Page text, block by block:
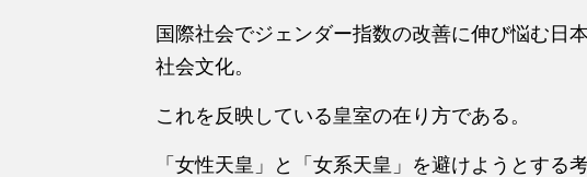
国際社会でジェンダー指数の改善に伸び悩む日
社会文化。
これを反映している皇室の在り方である。
「女性天皇」と「女系天皇」を避けようとする